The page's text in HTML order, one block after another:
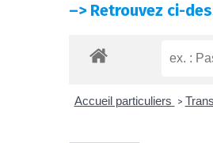
–> Retrouvez ci-
Accueil particuliers >